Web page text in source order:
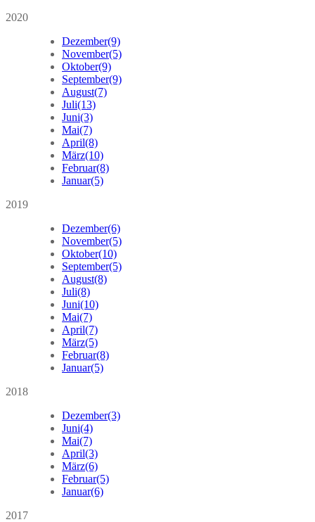
2020
Dezember(9)
November(5)
Oktober(9)
September(9)
August(7)
Juli(13)
Juni(3)
Mai(7)
April(8)
März(10)
Februar(8)
Januar(5)
2019
Dezember(6)
November(5)
Oktober(10)
September(5)
August(8)
Juli(8)
Juni(10)
Mai(7)
April(7)
März(5)
Februar(8)
Januar(5)
2018
Dezember(3)
Juni(4)
Mai(7)
April(3)
März(6)
Februar(5)
Januar(6)
2017